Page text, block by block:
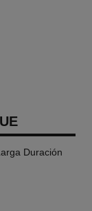
Duración